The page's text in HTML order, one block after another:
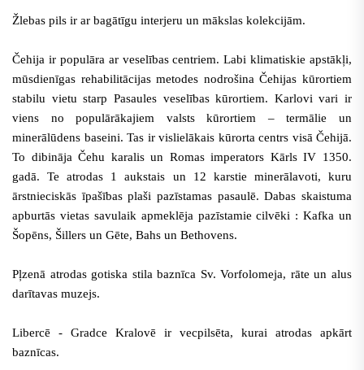
Žlebas pils ir ar bagātīgu interjeru un mākslas kolekcijām.
Čehija ir populāra ar veselības centriem. Labi klimatiskie apstākļi,
mūsdienīgas rehabilitācijas metodes nodrošina Čehijas kūrortiem
stabilu vietu starp Pasaules veselības kūrortiem. Karlovi vari ir
viens no populārākajiem valsts kūrortiem – termālie un
minerālūdens baseini. Tas ir vislielākais kūrorta centrs visā Čehijā.
To dibināja Čehu karalis un Romas imperators Kārls IV 1350.
gadā. Te atrodas 1 aukstais un 12 karstie minerālavoti, kuru
ārstnieciskās īpašības plaši pazīstamas pasaulē. Dabas skaistuma
apburtās vietas savulaik apmeklēja pazīstamie cilvēki : Kafka un
Šopēns, Šillers un Gēte, Bahs un Bethovens.
Pļzenā atrodas gotiska stila baznīca Sv. Vorfolomeja, rāte un alus
darītavas muzejs.
Libercē - Gradce Kralovē ir vecpilsēta, kurai atrodas apkārt
baznīcas.